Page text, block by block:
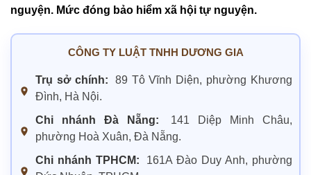
nguyện. Mức đóng bảo hiểm xã hội tự nguyện.
CÔNG TY LUẬT TNHH DƯƠNG GIA
Trụ sở chính:
89 Tô Vĩnh Diện, phường Khương
Đình, Hà Nội.
Chi nhánh Đà Nẵng:
141 Diệp Minh Châu,
phường Hoà Xuân, Đà Nẵng.
Chi nhánh TPHCM:
161A Đào Duy Anh, phường